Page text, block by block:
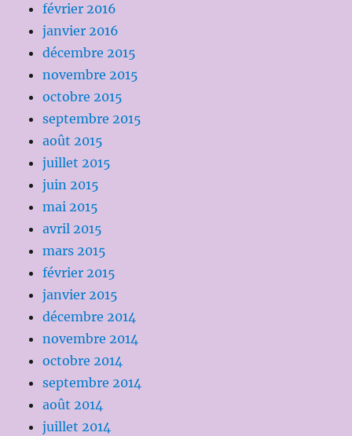
février 2016
janvier 2016
décembre 2015
novembre 2015
octobre 2015
septembre 2015
août 2015
juillet 2015
juin 2015
mai 2015
avril 2015
mars 2015
février 2015
janvier 2015
décembre 2014
novembre 2014
octobre 2014
septembre 2014
août 2014
juillet 2014